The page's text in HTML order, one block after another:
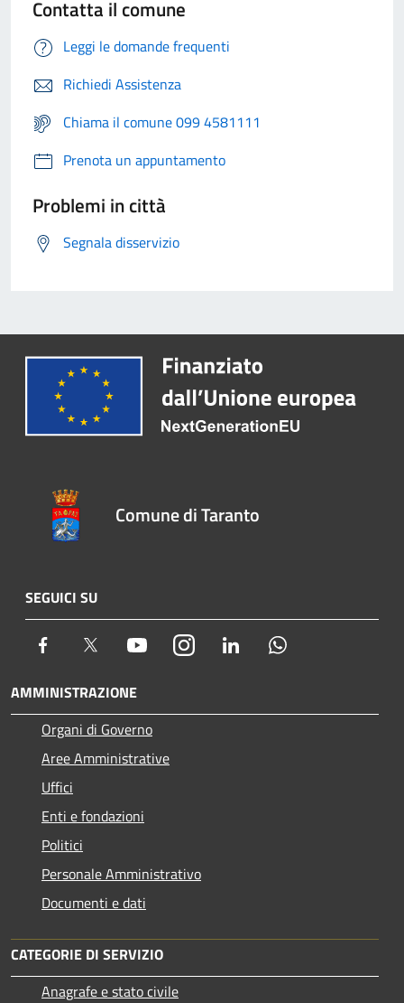
Contatta il comune
Leggi le domande frequenti
Richiedi Assistenza
Chiama il comune 099 4581111
Prenota un appuntamento
Problemi in città
Segnala disservizio
Comune di Taranto
SEGUICI SU
Facebook Twitter YoutubeInstagram LinkedIn
AMMINISTRAZIONE
Organi di Governo
Aree Amministrative
Uffici
Enti e fondazioni
Politici
Personale Amministrativo
Documenti e dati
CATEGORIE DI SERVIZIO
Anagrafe e stato civile